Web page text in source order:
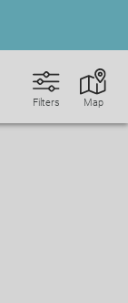
Map
Filters